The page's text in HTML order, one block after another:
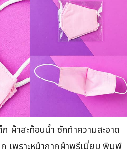
ผ้าสะท้อนน้ำ ซักทำความสะอาด
เพราะหน้ากากผ้าพรีเมี่ยม พิมพ์